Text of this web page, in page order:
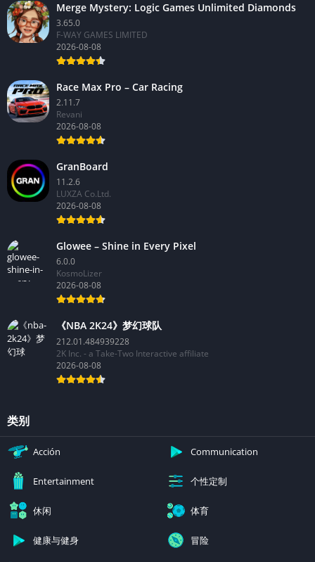
Merge Mystery: Logic Games Unlimited Diamonds
3.65.0
F-WAY GAMES LIMITED
2026-08-08
Race Max Pro – Car Racing
2.11.7
Revani
2026-08-08
GranBoard
11.2.6
LUXZA Co.Ltd.
2026-08-08
Glowee – Shine in Every Pixel
6.0.0
KosmoLizer
2026-08-08
《NBA 2K24》梦幻球队
212.01.484939228
2K Inc. - a Take-Two Interactive affiliate
2026-08-08
类别
Acción Communication
Entertainment 个性定制
休闲 体育
健康与健身 冒险